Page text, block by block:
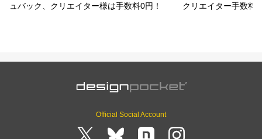
ュバック、クリエイター様は手数料0円！
クリエイター手数料
Official Social Account